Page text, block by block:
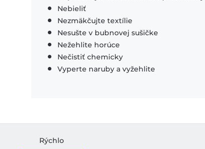
Nebieliť
Nezmäkčujte textílie
Nesušte v bubnovej sušičke
Nežehlite horúce
Nečistiť chemicky
Vyperte naruby a vyžehlite
Rýchlo